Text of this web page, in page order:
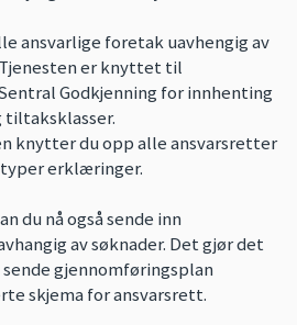
ansvarlige foretak uavhengig av
er knyttet til
Godkjenning for innhenting
tiltaksklasser.
knytter du opp alle ansvarsretter
erklæringer.
du nå også sende inn
av søknader. Det gjør det
gjennomføringsplan
skjema for ansvarsrett.